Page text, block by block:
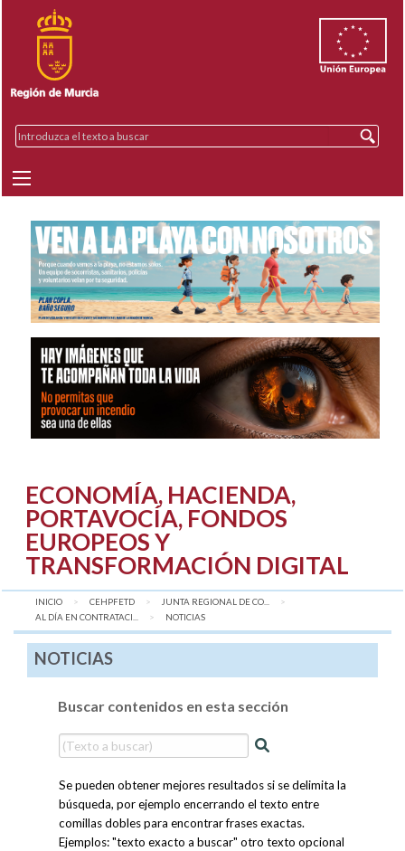
ECONOMÍA, HACIENDA,
PORTAVOCÍA, FONDOS
EUROPEOS Y
TRANSFORMACIÓN DIGITAL
INICIO CEHPFETD
JUNTA REGIONAL DE CO...
AL DÍA EN CONTRATACI...
AQUÍ:
NOTICIAS
NOTICIAS
Buscar contenidos en esta sección
Se pueden obtener mejores resultados si se delimita la
búsqueda, por ejemplo encerrando el texto entre
comillas dobles para encontrar frases exactas.
Ejemplos: "texto exacto a buscar" otro texto opcional